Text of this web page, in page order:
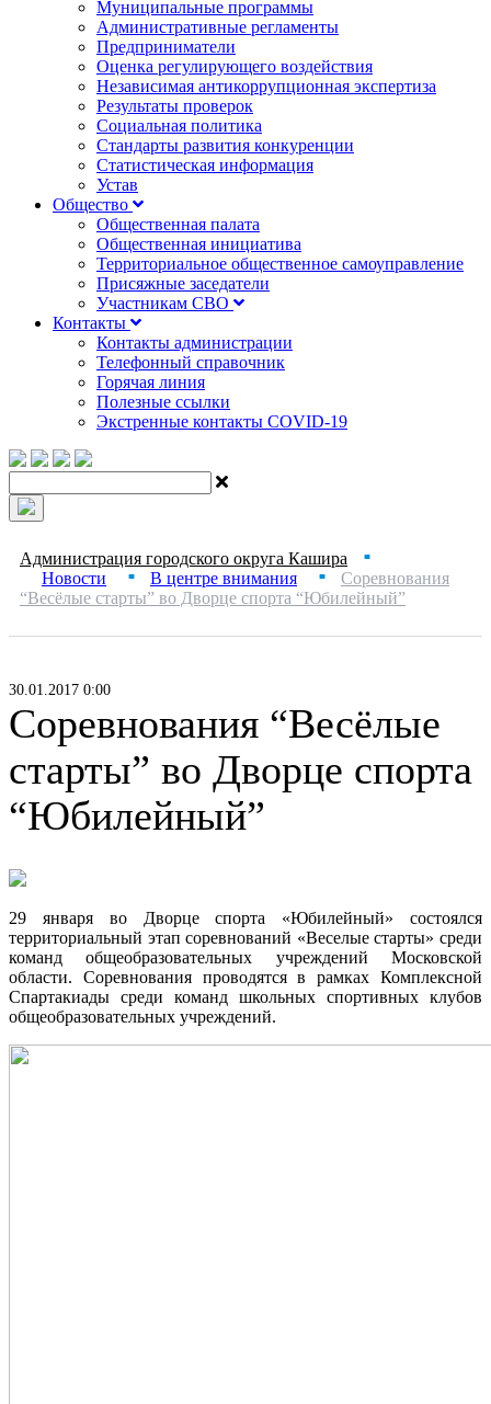
Муниципальные программы
Административные регламенты
Предприниматели
Оценка регулирующего воздействия
Независимая антикоррупционная экспертиза
Результаты проверок
Социальная политика
Стандарты развития конкуренции
Статистическая информация
Устав
Общество
Общественная палата
Общественная инициатива
Территориальное общественное самоуправление
Присяжные заседатели
Участникам СВО
Контакты
Контакты администрации
Телефонный справочник
Горячая линия
Полезные ссылки
Экстренные контакты COVID-19
Администрация городского округа Кашира ■
Новости ■ В центре внимания ■
Соревнования
“Весёлые старты” во Дворце спорта “Юбилейный”
30.01.2017 0:00
Соревнования “Весёлые
старты” во Дворце спорта
“Юбилейный”
29 января во Дворце спорта «Юбилейный» состоялся
территориальный этап соревнований «Веселые старты» среди
команд общеобразовательных учреждений Московской
области. Соревнования проводятся в рамках Комплексной
Спартакиады среди команд школьных спортивных клубов
общеобразовательных учреждений.